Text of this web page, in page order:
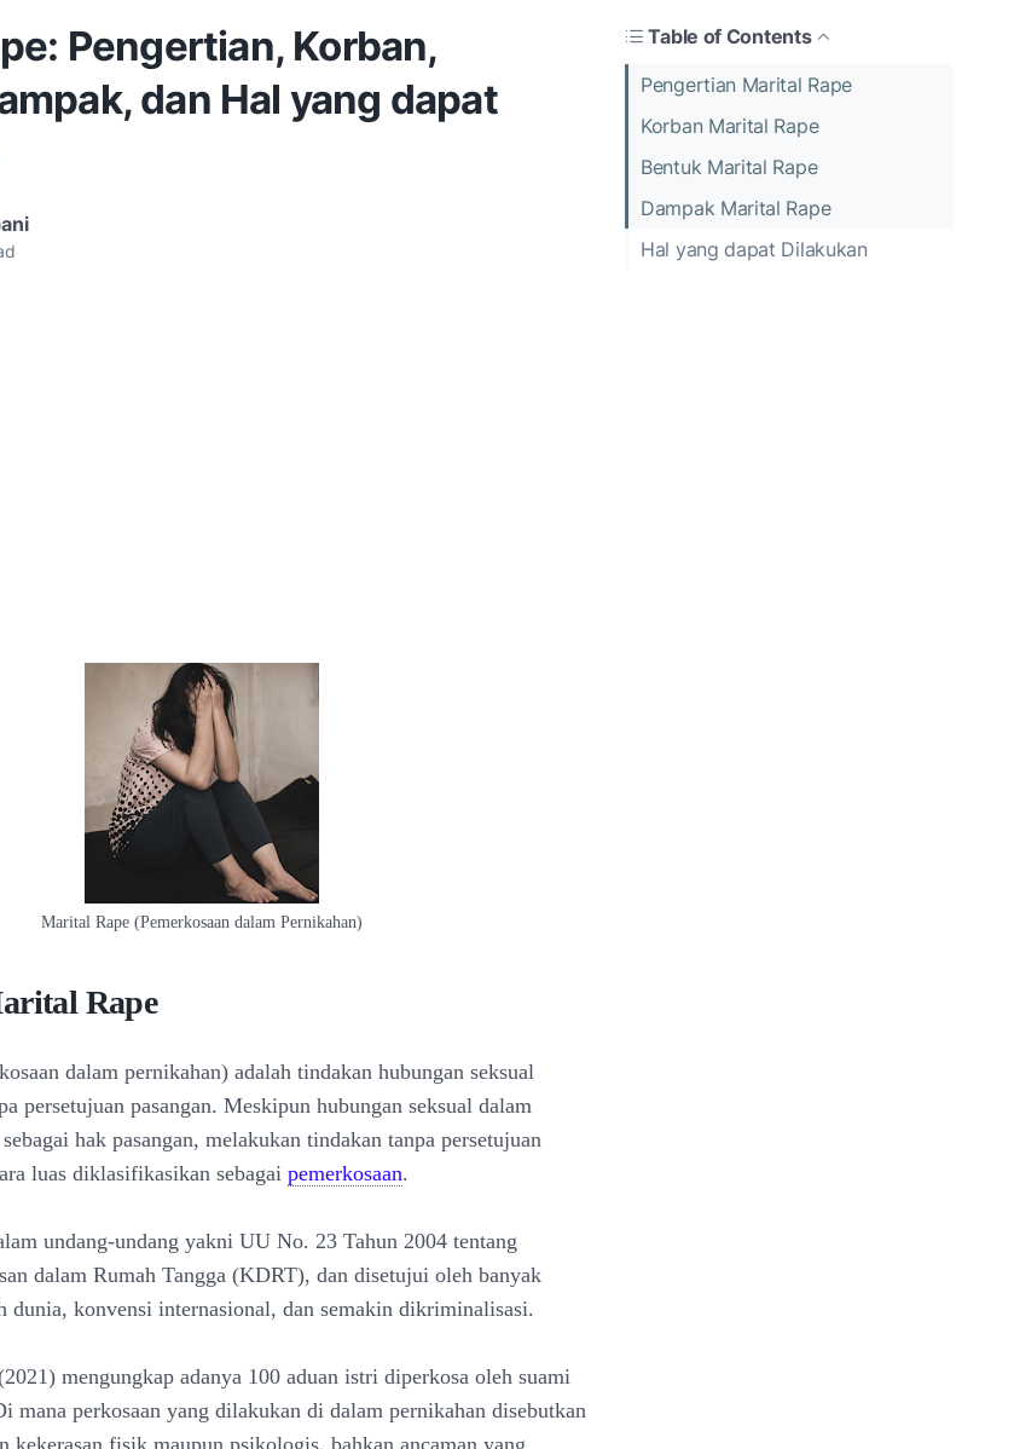
Pengertian, Korban,
dan Hal yang dapat
Table of Contents
Pengertian Marital Rape
Korban Marital Rape
Bentuk Marital Rape
Dampak Marital Rape
Hal yang dapat Dilakukan
Marital Rape (Pemerkosaan dalam Pernikahan)
Rape
dalam pernikahan) adalah tindakan hubungan seksual
persetujuan pasangan. Meskipun hubungan seksual dalam
hak pasangan, melakukan tindakan tanpa persetujuan
luas diklasifikasikan sebagai pemerkosaan.
undang-undang yakni UU No. 23 Tahun 2004 tentang
dalam Rumah Tangga (KDRT), dan disetujui oleh banyak
dunia, konvensi internasional, dan semakin dikriminalisasi.
mengungkap adanya 100 aduan istri diperkosa oleh suami
mana perkosaan yang dilakukan di dalam pernikahan disebutkan
kekerasan fisik maupun psikologis, bahkan ancaman yang